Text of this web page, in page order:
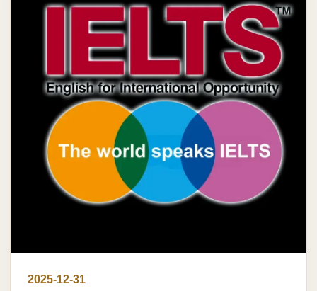
2025-12-31